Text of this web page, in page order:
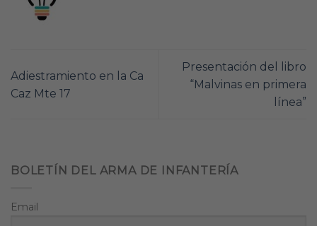
Adiestramiento en la Ca
Caz Mte 17
Presentación del libro
“Malvinas en primera
línea”
BOLETÍN DEL ARMA DE INFANTERÍA
Email